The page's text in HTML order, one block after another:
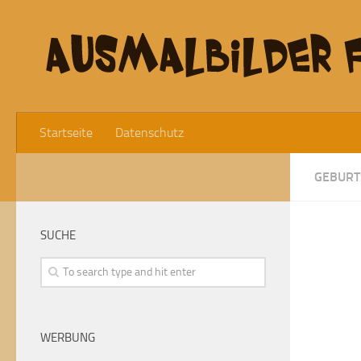
Startseite Datenschutz
SUCHE
WERBUNG